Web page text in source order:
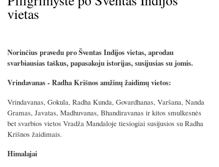
vietas
Norinčius pravedu pro Šventas Indijos vietas, aprodau
svarbiausias taškus, papasakoju istorijas, susijusias su jomis.
Vrindavanas - Radha Krišnos amžinų žaidimų vietos:
Vrindavanas, Gokula, Radha Kunda, Govardhanas, Varšana, Nanda
Gramas, Javatas, Madhuvanas, Bhandiravanas ir kitos smulkesnės
bet svarbios vietos Vradža Mandaloje tiesiogiai susijusios su Radha
Krišnos žaidimais.
Himalajai